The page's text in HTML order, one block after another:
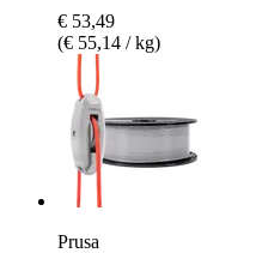
€ 53,49
(€ 55,14 / kg)
Prusa